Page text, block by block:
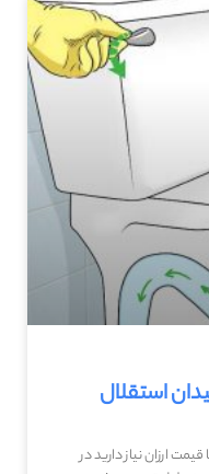
استقلال
ارزان نیاز دارید در